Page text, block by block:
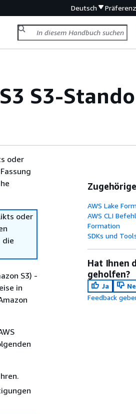
Deutsch
S3-
oder
oder
die
S3) -
in
AWS Lake
AWS CLI
Formation
SDKs und
Hat Ihnen
geholfen?
Ja
Feedback